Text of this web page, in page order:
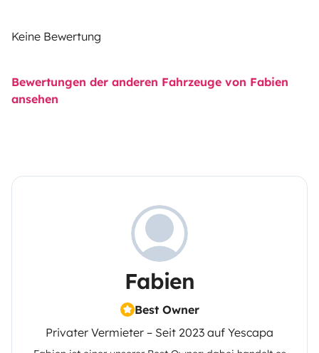
Keine Bewertung
Bewertungen der anderen Fahrzeuge von Fabien
ansehen
Fabien
Best Owner
Privater Vermieter – Seit 2023 auf Yescapa